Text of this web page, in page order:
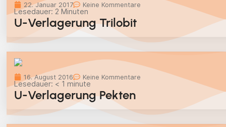
22. Januar 2017 Keine Kommentare
Lesedauer: 2 Minuten
U-Verlagerung Trilobit
16. August 2016 Keine Kommentare
Lesedauer: < 1 minute
U-Verlagerung Pekten